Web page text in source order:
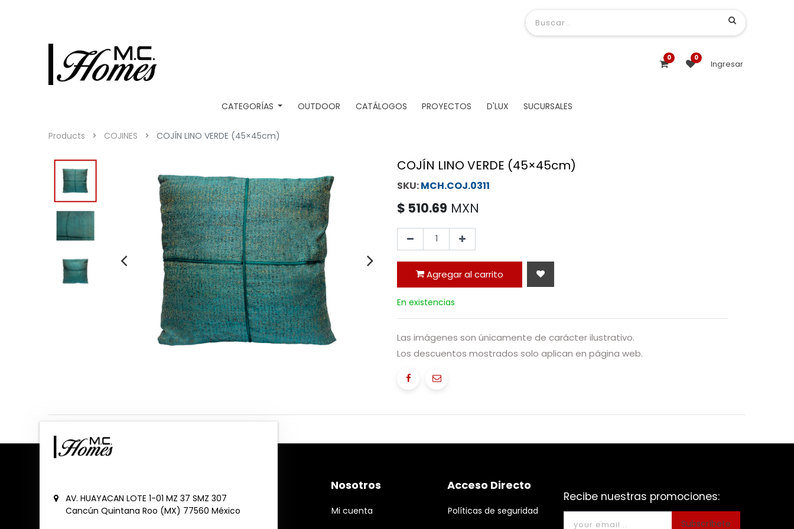
0 0
Ingresar
CATEGORÍAS OUTDOOR CATÁLOGOS PROYECTOS D'LUX SUCURSALES
Products COJINES COJÍN LINO VERDE (45×45cm)
COJÍN LINO VERDE (45×45cm)
MCH.COJ.0311
$ 510.69 MXN
Agregar al carrito
En existencias
Las imágenes son únicamente de carácter ilustrativo.
Los descuentos mostrados solo aplican en página web.
AV. HUAYACAN LOTE 1-01 MZ 37 SMZ 307
Cancún Quintana Roo (MX) 77560 México
Nosotros
Mi cuenta
Acceso Directo
Políticas de seguridad
Recibe nuestras promociones:
Subscríbete